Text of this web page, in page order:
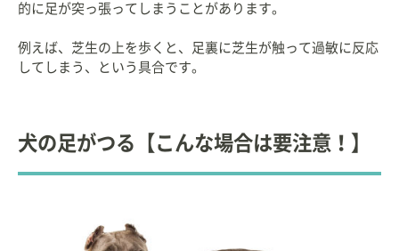
的に足が突っ張ってしまうことがあります。
例えば、芝生の上を歩くと、足裏に芝生が触って過敏に反応
してしまう、という具合です。
犬の足がつる【こんな場合は要注意！】